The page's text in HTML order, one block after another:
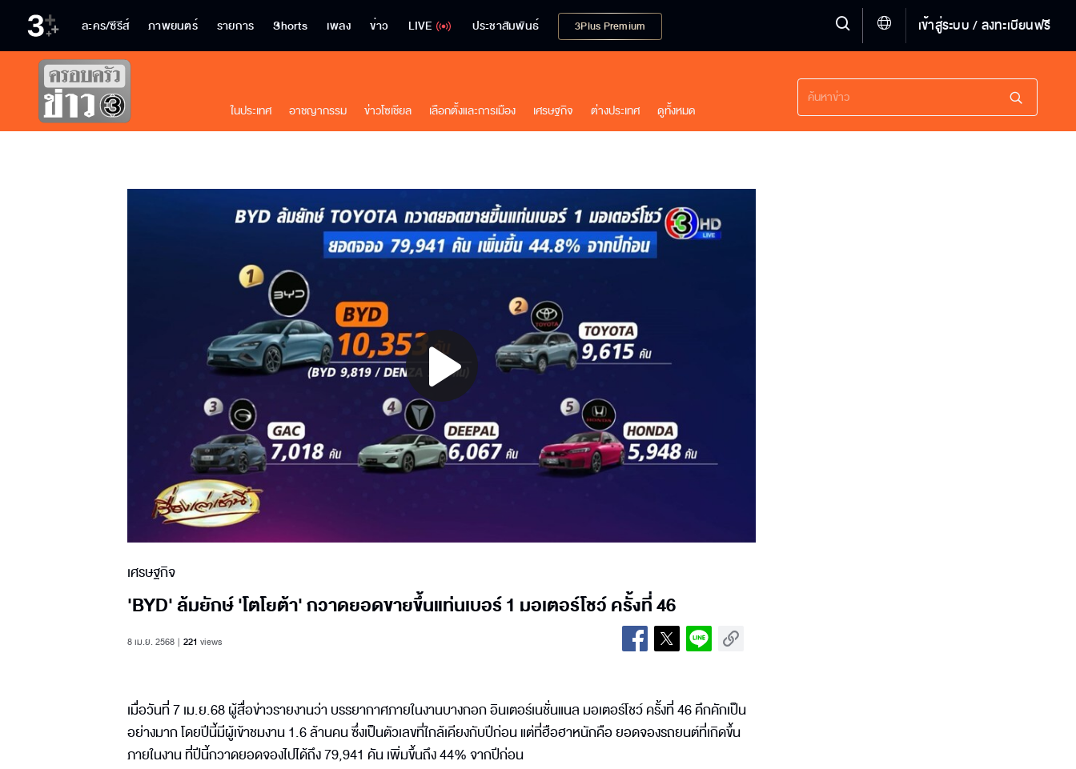
ละคร/ซีรีส์ ภาพยนตร์ รายการ Shorts เพลง ข่าว LIVE ประชาสัมพันธ์ 3Plus Premium เข้าสู่ระบบ / ลงทะเบียนฟรี
ในประเทศ อาชญากรรม ข่าวโซเชียล เลือกตั้งและการเมือง เศรษฐกิจ ต่างประเทศ ดูทั้งหมด
Play
Video
เศรษฐกิจ
'BYD' ล้มยักษ์ 'โตโยต้า' กวาดยอดขายขึ้นแท่นเบอร์ 1 มอเตอร์โชว์ ครั้งที่ 46
8 เม.ย. 2568 221 views
เมื่อวันที่ 7 เม.ย.68 ผู้สื่อข่าวรายงานว่า บรรยากาศภายในงานบางกอก อินเตอร์เนชั่นแนล มอเตอร์โชว์ ครั้งที่ 46 คึกคักเป็น
อย่างมาก โดยปีนี้มีผู้เข้าชมงาน 1.6 ล้านคน ซึ่งเป็นตัวเลขที่ใกล้เคียงกับปีก่อน แต่ที่ฮือฮาหนักคือ ยอดจองรถยนต์ที่เกิดขึ้น
ภายในงาน ที่ปีนี้กวาดยอดจองไปได้ถึง 79,941 คัน เพิ่มขึ้นถึง 44% จากปีก่อน